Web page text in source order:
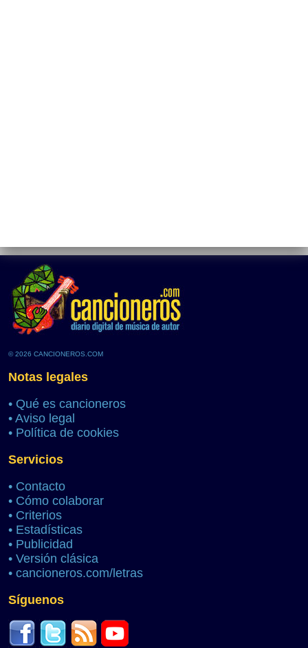
© 2026 CANCIONEROS.COM
Notas legales
• Qué es cancioneros
• Aviso legal
• Política de cookies
Servicios
• Contacto
• Cómo colaborar
• Criterios
• Estadísticas
• Publicidad
• Versión clásica
• cancioneros.com/letras
Síguenos